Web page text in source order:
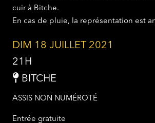
cuir à Bitche.
En cas de pluie, la représentation est
DIM 18 JUILLET 2021
21H
BITCHE
ASSIS NON NUMÉROTÉ
Entrée gratuite